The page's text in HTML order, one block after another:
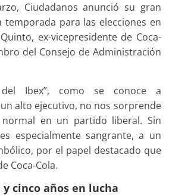
Ciudadanos anunció su gran
temporada para las elecciones en
ex-vicepresidente de Coca-
del Consejo de Administración
Ibex”, como se conoce a
alto ejecutivo, no nos sorprende
en un partido liberal. Sin
especialmente sangrante, a un
por el papel destacado que
Coca-Cola.
y cinco años en lucha